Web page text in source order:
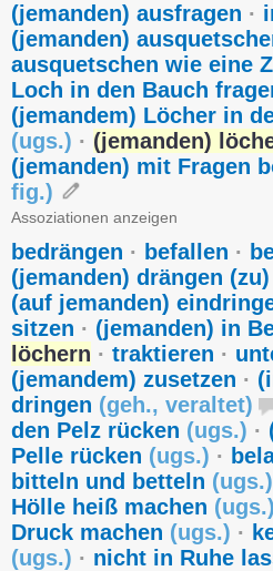
(jemanden) ausfragen ·
(jemanden)
ausquetschen wie eine
Loch in den Bauch
(jemandem) Löcher in
(ugs.) · (jemanden)
(jemanden) mit Fragen
fig.)
Assoziationen anzeigen
bedrängen · befallen ·
(jemanden) drängen (zu)
(auf jemanden)
sitzen · (jemanden) in
löchern · traktieren ·
(jemandem) zusetzen ·
dringen (geh., veraltet)
den Pelz rücken (ugs.) ·
Pelle rücken (ugs.) ·
bitteln und betteln (ugs.)
Hölle heiß machen (ugs.)
Druck machen (ugs.) ·
(ugs.) · nicht in Ruhe